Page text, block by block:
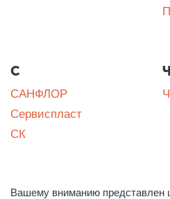
С
САНФЛОР
Сервиспласт
СК
Ч
Вашему вниманию представлен